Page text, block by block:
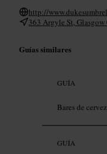
http://
363 Argyle St, Glasgow
Guías similares
GUÍA
Bares de
GUÍA